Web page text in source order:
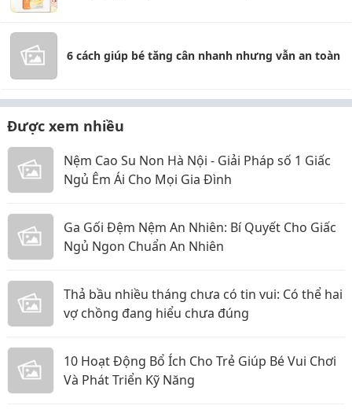
6 cách giúp bé tăng cân nhanh nhưng vẫn an toàn
Được xem nhiều
Nệm Cao Su Non Hà Nội - Giải Pháp số 1 Giấc
Ngủ Êm Ái Cho Mọi Gia Đình
Ga Gối Đệm Nệm An Nhiên: Bí Quyết Cho Giấc
Ngủ Ngon Chuẩn An Nhiên
Thả bầu nhiều tháng chưa có tin vui: Có thể hai
vợ chồng đang hiểu chưa đúng
10 Hoạt Động Bổ Ích Cho Trẻ Giúp Bé Vui Chơi
Và Phát Triển Kỹ Năng